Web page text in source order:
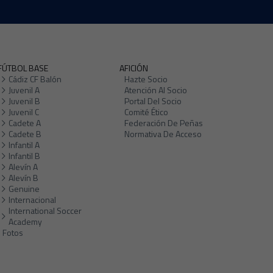
BASE
Cádiz CF Balón
Juvenil A
Juvenil B
Juvenil C
Cadete A
Cadete B
Infantil A
Infantil B
Alevín A
Alevín B
Genuine
Internacional
International Soccer
Academy
Fotos
AFICIÓN
Hazte Socio
Atención Al Socio
Portal Del Socio
Comité Ético
Federación De Peñas
Normativa De Acceso